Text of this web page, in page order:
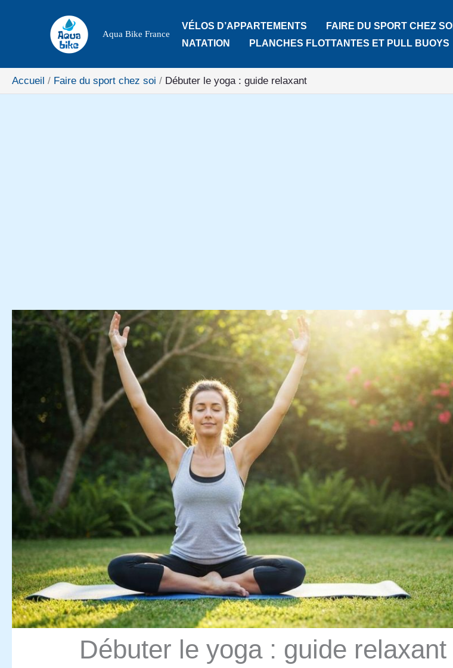
Aqua Bike France
VÉLOS D’APPARTEMENTS FAIRE DU SPORT CHEZ SOI
NATATION
PLANCHES FLOTTANTES ET PULL BUOYS
Accueil Faire du sport chez soi Débuter le yoga : guide relaxant
Débuter le yoga : guide relaxant